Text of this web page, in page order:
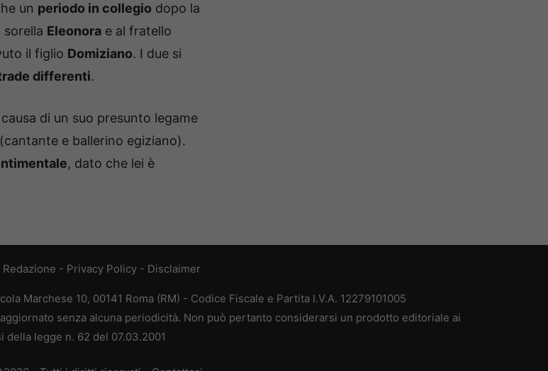
un periodo in collegio dopo la
sorella Eleonora e al fratello
il figlio Domiziano. I due si
differenti.
causa di un suo presunto legame
(cantante e ballerino egiziano).
, dato che lei è
Redazione - Privacy Policy - Disclaimer
Marchese 10, 00141 Roma (RM) - Codice Fiscale e Partita I.V.A. 12279101005
senza alcuna periodicità. Non può pertanto considerarsi un prodotto editoriale ai
della legge n. 62 del 07.03.2001